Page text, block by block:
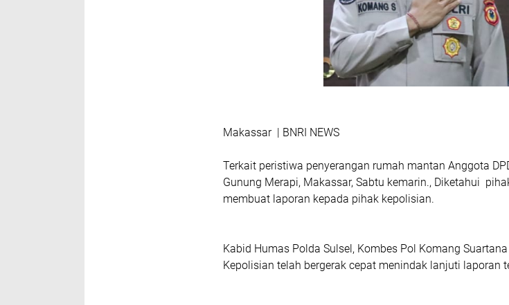
Makassar | BNRI NEWS
Terkait peristiwa penyerangan rumah mantan Anggota
Gunung Merapi, Makassar, Sabtu kemarin., Diketahui
membuat laporan kepada pihak kepolisian.
Kabid Humas Polda Sulsel, Kombes Pol Komang
Kepolisian telah bergerak cepat menindak lanjuti laporan